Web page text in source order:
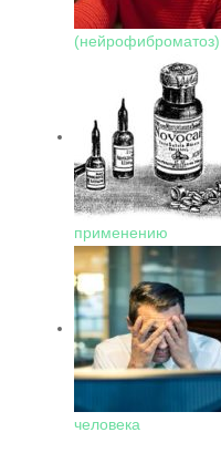
применению
человека